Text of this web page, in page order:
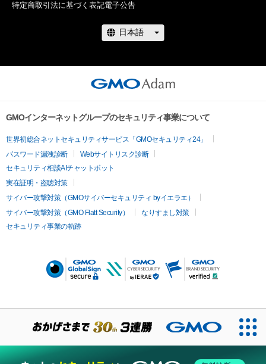
特定商取引法に基づく表記電子公告
GMOインターネットグループのセキュリティ事業について
世界初総合ネットセキュリティサービス「GMOセキュリティ24」
パスワード漏洩診断
Webサイトリスク診断
セキュリティ相談AIチャットボット
実在証明・盗聴対策
サイバー攻撃対策（GMOサイバーセキュリティ byイエラエ）
サイバー攻撃対策（GMO Flatt Security）
なりすまし対策
セキュリティ事業の軌跡